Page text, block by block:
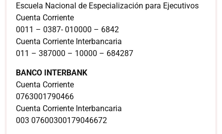
Escuela Nacional de Especialización para Ejecutivos
Cuenta Corriente
0011 – 0387- 010000 – 6842
Cuenta Corriente Interbancaria
011 – 387000 – 10000 – 684287
BANCO INTERBANK
Cuenta Corriente
0763001790466
Cuenta Corriente Interbancaria
003 07600300179046672